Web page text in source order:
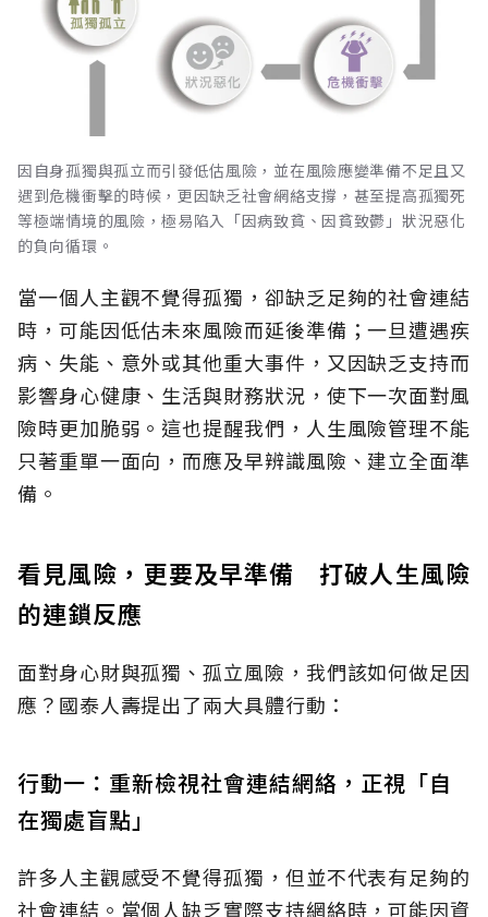
因自身孤獨與孤立而引發低估風險，並在風險應變準備不足且又
遇到危機衝擊的時候，更因缺乏社會網絡支撐，甚至提高孤獨死
等極端情境的風險，極易陷入「因病致貧、因貧致鬱」狀況惡化
的負向循環。
當一個人主觀不覺得孤獨，卻缺乏足夠的社會連結
時，可能因低估未來風險而延後準備；一旦遭遇疾
病、失能、意外或其他重大事件，又因缺乏支持而
影響身心健康、生活與財務狀況，使下一次面對風
險時更加脆弱。這也提醒我們，人生風險管理不能
只著重單一面向，而應及早辨識風險、建立全面準
備。
看見風險，更要及早準備 打破人生風險
的連鎖反應
面對身心財與孤獨、孤立風險，我們該如何做足因
應？國泰人壽提出了兩大具體行動：
行動一：重新檢視社會連結網絡，正視「自
在獨處盲點」
許多人主觀感受不覺得孤獨，但並不代表有足夠的
社會連結。當個人缺乏實際支持網絡時，可能因資